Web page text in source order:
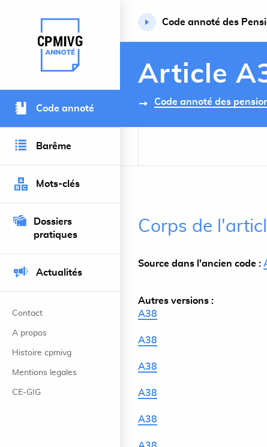
Retour à l’accueil du site
Code annoté
Barême
Mots-clés
Dossiers
pratiques
Actualités
Contact
A propos
Histoire cpmivg
Mentions legales
CE-GIG
Code annoté des
Article
Code annoté des
Corps de
Source dans l'ancien code :
Autres versions :
A38
A38
A38
A38
A38